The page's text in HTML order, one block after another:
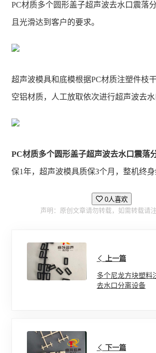
PC材质多个圆形盖子超声波去水口震落
且光滑达到客户的要求。
超声波模具和底模根据PC材质注塑件枝
空铝材质，人工放取依次进行超声波去水
PC材质多个圆形盖子超声波去水口震落
保1年，超声波模具质保3个月，整机终身
0人喜欢
声明：原创文章请勿转载，如需转载请注
上一篇
多个尼龙方块塑料
去水口分离设备
下一篇